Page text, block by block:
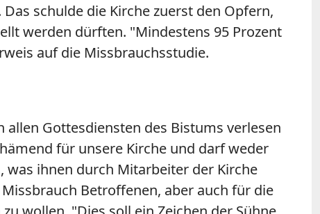
schulde die Kirche zuerst den Opfern,
werden dürften. "Mindestens 95 Prozent
auf die Missbrauchsstudie.
allen Gottesdiensten des Bistums verlesen
für unsere Kirche und darf weder
ihnen durch Mitarbeiter der Kirche
Betroffenen, aber auch für die